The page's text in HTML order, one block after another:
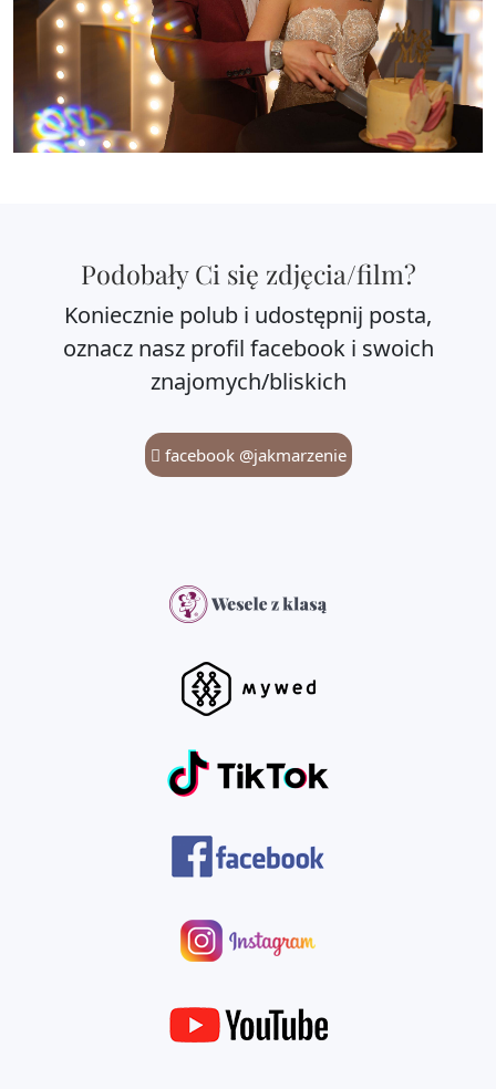
Podobały Ci się zdjęcia/film?
Koniecznie polub i udostępnij posta,
oznacz nasz profil facebook i swoich
znajomych/bliskich
facebook @jakmarzenie